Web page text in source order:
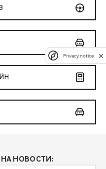
НОВОСТИ:
Privacy notice